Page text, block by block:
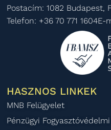
Postacím: 1082 Budapest,
Telefon: +36 70 771 1604E-
HASZNOS LINKEK
MNB Felügyelet
Pénzügyi